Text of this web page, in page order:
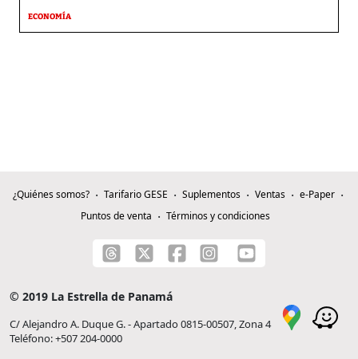
ECONOMÍA
¿Quiénes somos? Tarifario GESE Suplementos Ventas
e-Paper
Puntos de venta
Términos y condiciones
© 2019 La Estrella de Panamá
C/ Alejandro A. Duque G. - Apartado 0815-00507, Zona 4
Teléfono: +507 204-0000